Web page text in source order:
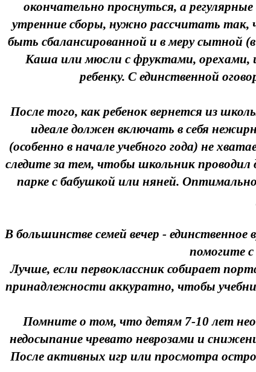
окончательно проснуться, а
утренние сборы, нужно рассчитать так,
быть сбалансированной и в меру сытной
Каша или мюсли с фруктами, орехами,
ребенку. С единственной
После того, как ребенок вернется из
идеале должен включать в себя
(особенно в начале учебного года) не
следите за тем, чтобы школьник проводил
парке с бабушкой или няней.
В большинстве семей вечер - единственное
помогите
Лучше, если первоклассник собирает
принадлежности аккуратно, чтобы
Помните о том, что детям 7-10 лет
недосыпание чревато неврозами и
После активных игр или просмотра